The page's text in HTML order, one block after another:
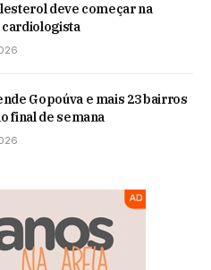
deve começar na
Gopoúva e mais 23 bairros
final de semana